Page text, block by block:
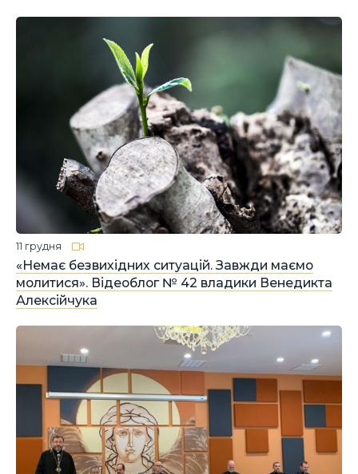
«Немає безвихідних ситуацій. Завжди маємо
молитися». Відеоблог № 42 владики Венедикта
Алексійчука
11 грудня